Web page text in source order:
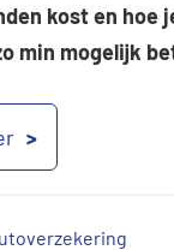
kost en hoe
min mogelijk